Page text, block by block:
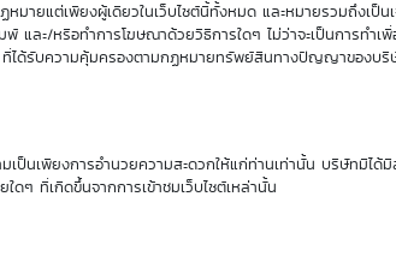
มายแต่เพียงผู้เดียวในเว็บไซต์นี้ทั้งหมด และหมายรวมถึงเป็
และ/หรือทำการโฆษณาด้วยวิธีการใดๆ ไม่ว่าจะเป็นการท
ที่ได้รับความคุ้มครองตามกฏหมายทรัพย์สินทางปัญญาของบ
เป็นเพียงการอำนวยความสะดวกให้แก่ท่านเท่านั้น บริษัทมิ
ดๆ ที่เกิดขึ้นจากการเข้าชมเว็บไซต์เหล่านั้น
งต้นของ DW01*
ราคาเสนอซื้อคืนเบื้อง